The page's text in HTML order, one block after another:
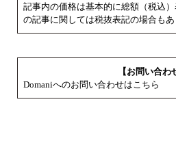
記事内の価格は基本的に総額（税込
の記事に関しては税抜表記の場合もあ
【お問い合わ
Domaniへのお問い合わせはこちら